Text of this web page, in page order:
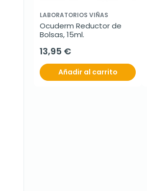
LABORATORIOS VIÑAS
Ocuderm Reductor de
Bolsas, 15ml.
13,95 €
Añadir al carrito